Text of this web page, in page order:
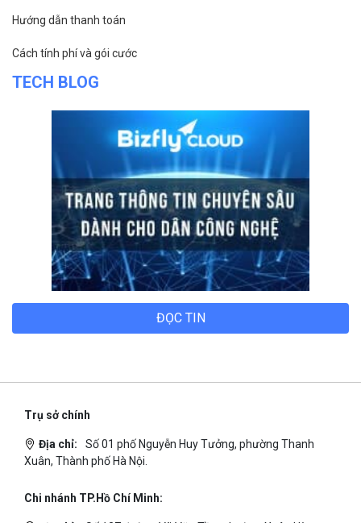
Tài liệu hỗ trợ
Hướng dẫn thanh toán
Cách tính phí và gói cước
TECH BLOG
Trụ sở chính
Xuân, Thành phố Hà Nội.